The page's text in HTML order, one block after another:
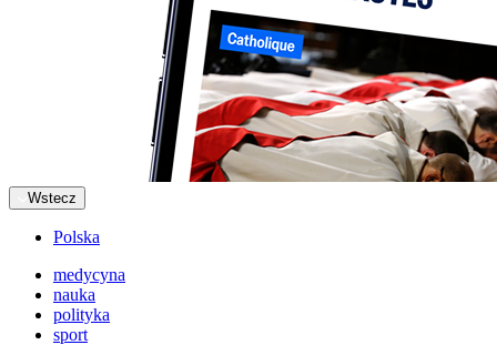
Wstecz
Polska
medycyna
nauka
polityka
sport